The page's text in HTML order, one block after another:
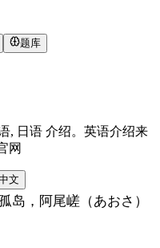
题库
, 日语 介绍。英语介绍来
网
文
岛，阿尾嵯（あおさ）